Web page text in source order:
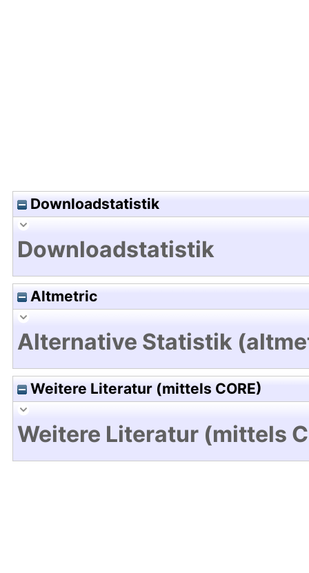
Downloadstatistik
Downloadstatistik
Altmetric
Alternative Statistik
Weitere Literatur (mittels CORE)
Weitere Literatur (mittels